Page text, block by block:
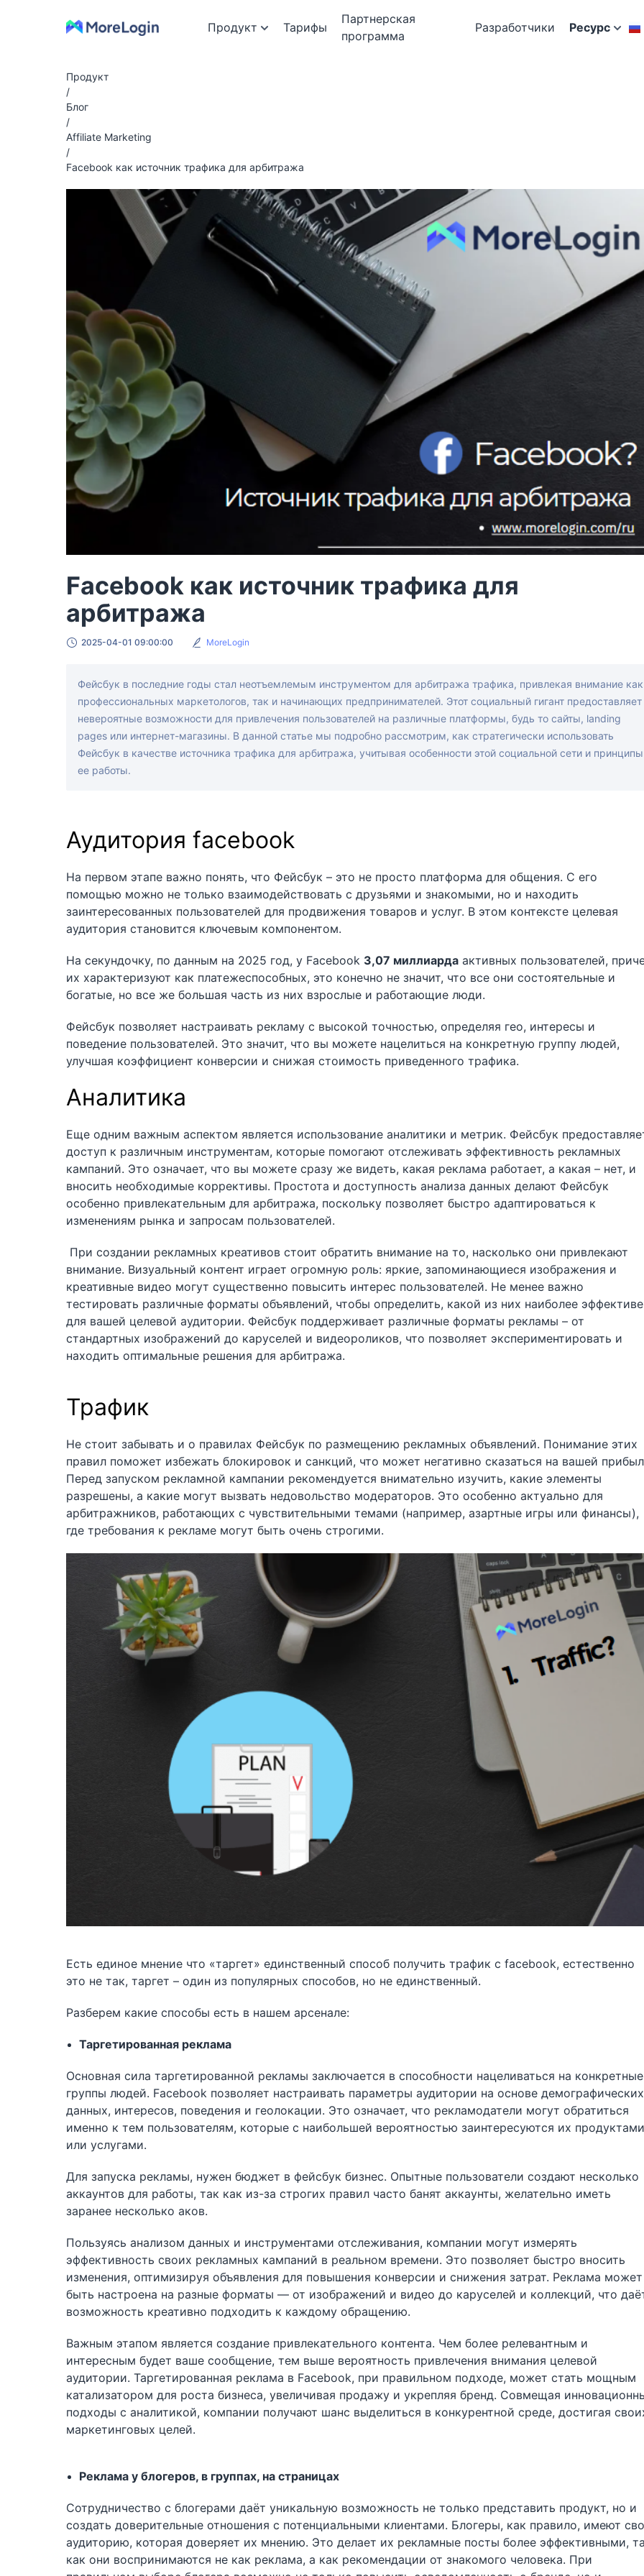
Продукт Тарифы
Партнерская
программа
Разработчики Ресурс
Продукт
/
Блог
/
Affiliate Marketing
/
Facebook как источник трафика для арбитража
Facebook как источник трафика для
арбитража
2025-04-01 09:00:00 MoreLogin
Фейсбук в последние годы стал неотъемлемым инструментом для арбитража трафика, привлекая внимание как
профессиональных маркетологов, так и начинающих предпринимателей. Этот социальный гигант предоставляет
невероятные возможности для привлечения пользователей на различные платформы, будь то сайты, landing
pages или интернет-магазины. В данной статье мы подробно рассмотрим, как стратегически использовать
Фейсбук в качестве источника трафика для арбитража, учитывая особенности этой социальной сети и принципы
ее работы.
Аудитория facebook
На первом этапе важно понять, что Фейсбук – это не просто платформа для общения. С его
помощью можно не только взаимодействовать с друзьями и знакомыми, но и находить
заинтересованных пользователей для продвижения товаров и услуг. В этом контексте целевая
аудитория становится ключевым компонентом.
На секундочку, по данным на 2025 год, у Facebook 3,07 миллиарда активных пользователей,
их характеризуют как платежеспособных, это конечно не значит, что все они состоятельные и
богатые, но все же большая часть из них взрослые и работающие люди.
Фейсбук позволяет настраивать рекламу с высокой точностью, определяя гео, интересы и
поведение пользователей. Это значит, что вы можете нацелиться на конкретную группу людей,
улучшая коэффициент конверсии и снижая стоимость приведенного трафика.
Аналитика
Еще одним важным аспектом является использование аналитики и метрик. Фейсбук
доступ к различным инструментам, которые помогают отслеживать эффективность рекламных
кампаний. Это означает, что вы можете сразу же видеть, какая реклама работает, а какая – нет, и
вносить необходимые коррективы. Простота и доступность анализа данных делают Фейсбук
особенно привлекательным для арбитража, поскольку позволяет быстро адаптироваться к
изменениям рынка и запросам пользователей.
При создании рекламных креативов стоит обратить внимание на то, насколько они привлекают
внимание. Визуальный контент играет огромную роль: яркие, запоминающиеся изображения и
креативные видео могут существенно повысить интерес пользователей. Не менее важно
тестировать различные форматы объявлений, чтобы определить, какой из них наиболее
для вашей целевой аудитории. Фейсбук поддерживает различные форматы рекламы – от
стандартных изображений до каруселей и видеороликов, что позволяет экспериментировать и
находить оптимальные решения для арбитража.
Трафик
Не стоит забывать и о правилах Фейсбук по размещению рекламных объявлений. Понимание этих
правил поможет избежать блокировок и санкций, что может негативно сказаться на вашей
Перед запуском рекламной кампании рекомендуется внимательно изучить, какие элементы
разрешены, а какие могут вызвать недовольство модераторов. Это особенно актуально для
арбитражников, работающих с чувствительными темами (например, азартные игры или финансы),
где требования к рекламе могут быть очень строгими.
Есть единое мнение что «таргет» единственный способ получить трафик с facebook, естественно
это не так, таргет – один из популярных способов, но не единственный.
Разберем какие способы есть в нашем арсенале:
Таргетированная реклама
Основная сила таргетированной рекламы заключается в способности нацеливаться на конкретные
группы людей. Facebook позволяет настраивать параметры аудитории на основе демографических
данных, интересов, поведения и геолокации. Это означает, что рекламодатели могут обратиться
именно к тем пользователям, которые с наибольшей вероятностью заинтересуются их продуктами
или услугами.
Для запуска рекламы, нужен бюджет в фейсбук бизнес. Опытные пользователи создают несколько
аккаунтов для работы, так как из-за строгих правил часто банят аккаунты, желательно иметь
заранее несколько аков.
Пользуясь анализом данных и инструментами отслеживания, компании могут измерять
эффективность своих рекламных кампаний в реальном времени. Это позволяет быстро вносить
изменения, оптимизируя объявления для повышения конверсии и снижения затрат. Реклама может
быть настроена на разные форматы — от изображений и видео до каруселей и коллекций, что
возможность креативно подходить к каждому обращению.
Важным этапом является создание привлекательного контента. Чем более релевантным и
интересным будет ваше сообщение, тем выше вероятность привлечения внимания целевой
аудитории. Таргетированная реклама в Facebook, при правильном подходе, может стать мощным
катализатором для роста бизнеса, увеличивая продажу и укрепляя бренд. Совмещая
подходы с аналитикой, компании получают шанс выделиться в конкурентной среде, достигая
маркетинговых целей.
Реклама у блогеров, в группах, на страницах
Сотрудничество с блогерами даёт уникальную возможность не только представить продукт, но и
создать доверительные отношения с потенциальными клиентами. Блогеры, как правило, имеют
аудиторию, которая доверяет их мнению. Это делает их рекламные посты более эффективными,
как они воспринимаются не как реклама, а как рекомендации от знакомого человека. При